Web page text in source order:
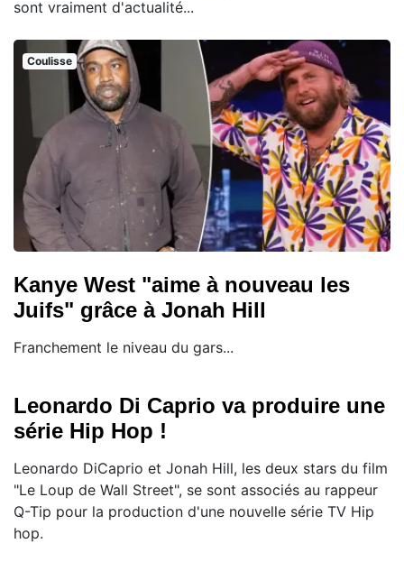
sont vraiment d'actualité...
Coulisse
Kanye West "aime à nouveau les
Juifs" grâce à Jonah Hill
Franchement le niveau du gars...
Leonardo Di Caprio va produire une
série Hip Hop !
Leonardo DiCaprio et Jonah Hill, les deux stars du film
"Le Loup de Wall Street", se sont associés au rappeur
Q-Tip pour la production d'une nouvelle série TV Hip
hop.